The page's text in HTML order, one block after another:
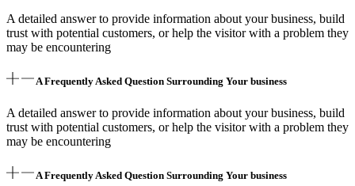
A detailed answer to provide information about your business, build
trust with potential customers, or help the visitor with a problem they
may be encountering
A Frequently Asked Question Surrounding Your business
A detailed answer to provide information about your business, build
trust with potential customers, or help the visitor with a problem they
may be encountering
A Frequently Asked Question Surrounding Your business